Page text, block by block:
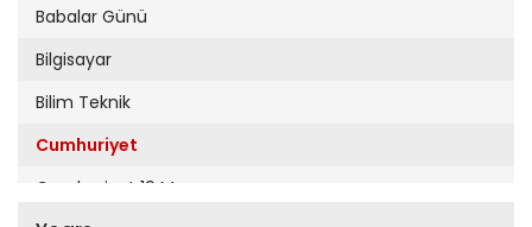
Babalar Günü
Bilgisayar
Bilim Teknik
Cumhuriyet
Cumhuriyet 19 Mayıs